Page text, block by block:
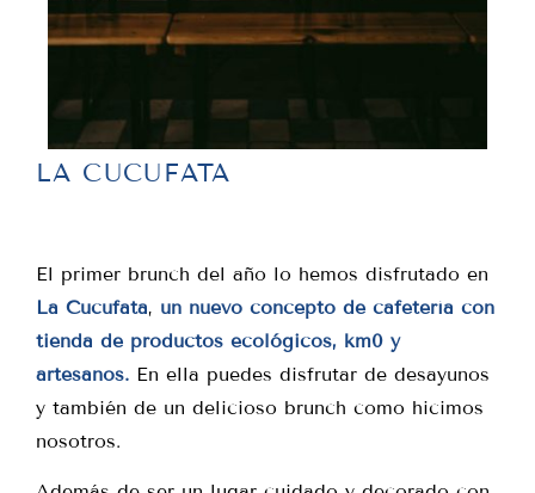
LA CUCUFATA
El primer brunch del año lo hemos disfrutado en
La Cucufata, un nuevo concepto de cafetería con
tienda de productos ecológicos, km0 y
artesanos. En ella puedes disfrutar de desayunos
y también de un delicioso brunch como hicimos
nosotros.